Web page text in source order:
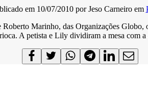
em 10/07/2010 porJeso Carneiro em
Marinho, das Organizações Globo,
A petista e Lily dividiram a mesa